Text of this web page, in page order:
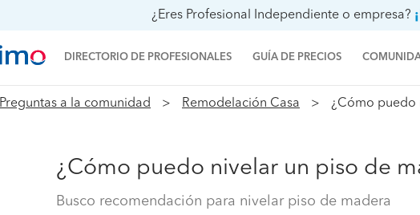
¿Eres Profesional Independiente o empresa?
DIRECTORIO DE PROFESIONALES GUÍA DE PRECIOS
Preguntas a la comunidad Remodelación Casa ¿Cómo puedo
¿Cómo puedo nivelar un piso de
Busco recomendación para nivelar piso de madera